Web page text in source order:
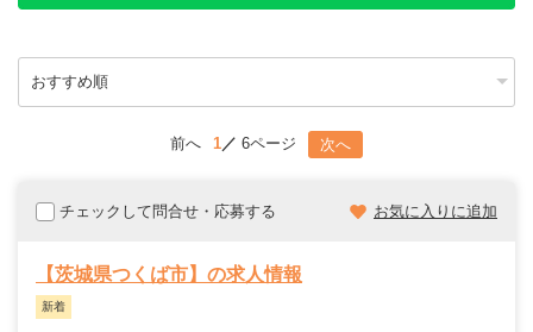
前へ 1 6ページ 次へ
チェックして問合せ・応募する お気に入りに追加
【茨城県つくば市】の求人情報
新着